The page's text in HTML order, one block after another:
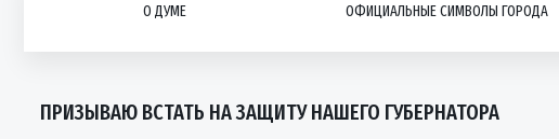
О ДУМЕ ОФИЦИАЛЬНЫЕ СИМВОЛЫ ГОРОДА
ПРИЗЫВАЮ ВСТАТЬ НА ЗАЩИТУ НАШЕГО ГУБЕРНАТОРА